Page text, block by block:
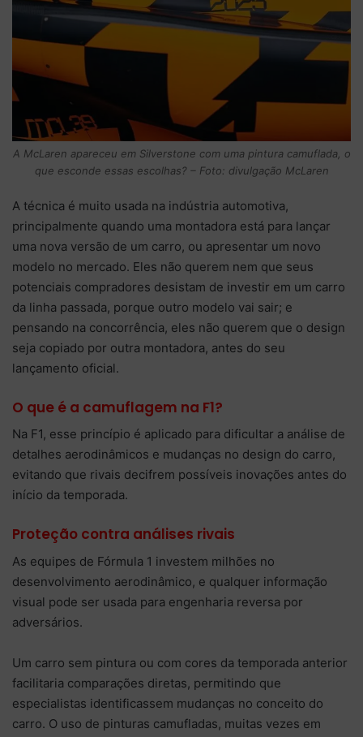
A McLaren apareceu em Silverstone com uma pintura camuflada, o
que esconde essas escolhas? – Foto: divulgação McLaren
A técnica é muito usada na indústria automotiva,
principalmente quando uma montadora está para lançar
uma nova versão de um carro, ou apresentar um novo
modelo no mercado. Eles não querem nem que seus
potenciais compradores desistam de investir em um carro
da linha passada, porque outro modelo vai sair; e
pensando na concorrência, eles não querem que o design
seja copiado por outra montadora, antes do seu
lançamento oficial.
O que é a camuflagem na F1?
Na F1, esse princípio é aplicado para dificultar a análise de
detalhes aerodinâmicos e mudanças no design do carro,
evitando que rivais decifrem possíveis inovações antes do
início da temporada.
Proteção contra análises rivais
As equipes de Fórmula 1 investem milhões no
desenvolvimento aerodinâmico, e qualquer informação
visual pode ser usada para engenharia reversa por
adversários.
Um carro sem pintura ou com cores da temporada anterior
facilitaria comparações diretas, permitindo que
especialistas identificassem mudanças no conceito do
carro. O uso de pinturas camufladas, muitas vezes em